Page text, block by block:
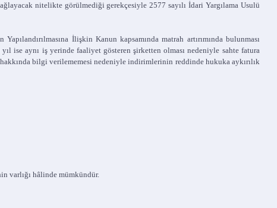
nitelikte görülmediği gerekçesiyle 2577 sayılı İdari Yargılama Usulü
İlişkin Kanun kapsamında matrah artırımında bulunması
ise aynı iş yerinde faaliyet gösteren şirketten olması nedeniyle sahte fatura
bilgi verilememesi nedeniyle indirimlerinin reddinde hukuka aykırılık
varlığı hâlinde mümkündür.